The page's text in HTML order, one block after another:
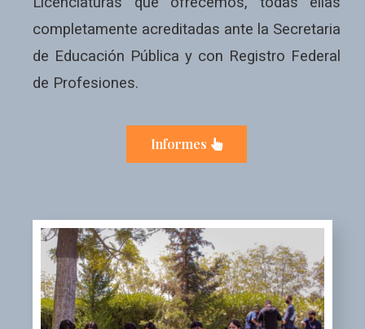
completamente acreditadas ante la Secretaria
de Educación Pública y con Registro Federal
de Profesiones.
Informes